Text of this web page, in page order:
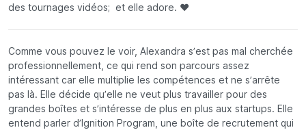
des tournages vidéos; et elle adore. ❤
Comme vous pouvez le voir, Alexandra s’est pas mal cherchée
professionnellement, ce qui rend son parcours assez
intéressant car elle multiplie les compétences et ne s’arrête
pas là. Elle décide qu’elle ne veut plus travailler pour des
grandes boîtes et s’intéresse de plus en plus aux startups. Elle
entend parler d’Ignition Program, une boîte de recrutement qui